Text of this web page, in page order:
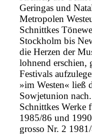
Geringas und
Metropolen
Schnittkes
Stockholm bis
die Herzen der
lohnend erschien,
Festivals
»im Westen« ließ
Sowjetunion nach.
Schnittkes
1985/86 und
grosso Nr. 2